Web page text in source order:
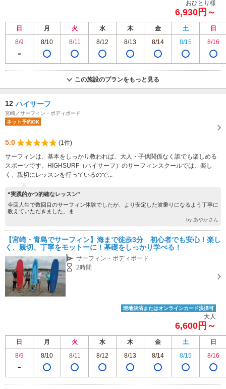
おひとり様
6,930円～
日 月 火 水 木 金 土
日
8/9
8/10 8/11 8/12 8/13 8/14 8/15 8/16
この施設のプランをもっと見る
12 ハイサーフ
宮崎／サーフィン・ボディボード
ネット予約OK
5.0
(1件)
サーフィンは、基本をしっかり教われば、大人・子供関係なく誰でも楽しめる
スポーツです。HIGHSURF（ハイサーフ）のサーフィンスクールでは、楽し
く、親切にレッスンを行っているので...
“実践的かつ的確なレッスン”
今回人生で数回目のサーフィン体験でしたが、より安定した波乗りになるよう丁寧に
教えていただきました。ま...
by あやかさん
【宮崎・青島でサーフィン】海まで徒歩3分 初心者でも安心！楽し
く、親切、丁寧をモットーに！基礎をしっかり学べる！
サーフィン・ボディボード
2時間
現地決済またはオンラインカード決済可
大人
6,600円～
日 月 火 水 木 金 土
日
8/9
8/10 8/11 8/12 8/13 8/14 8/15 8/16